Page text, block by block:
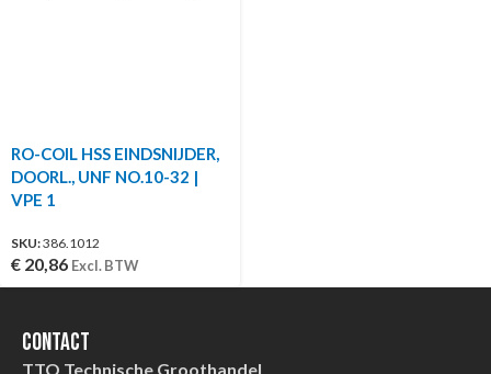
RO-COIL HSS EINDSNIJDER,
DOORL., UNF NO.10-32 |
VPE 1
SKU:386.1012
€ 20,86 Excl. BTW
Contact
TTO Technische Groothandel